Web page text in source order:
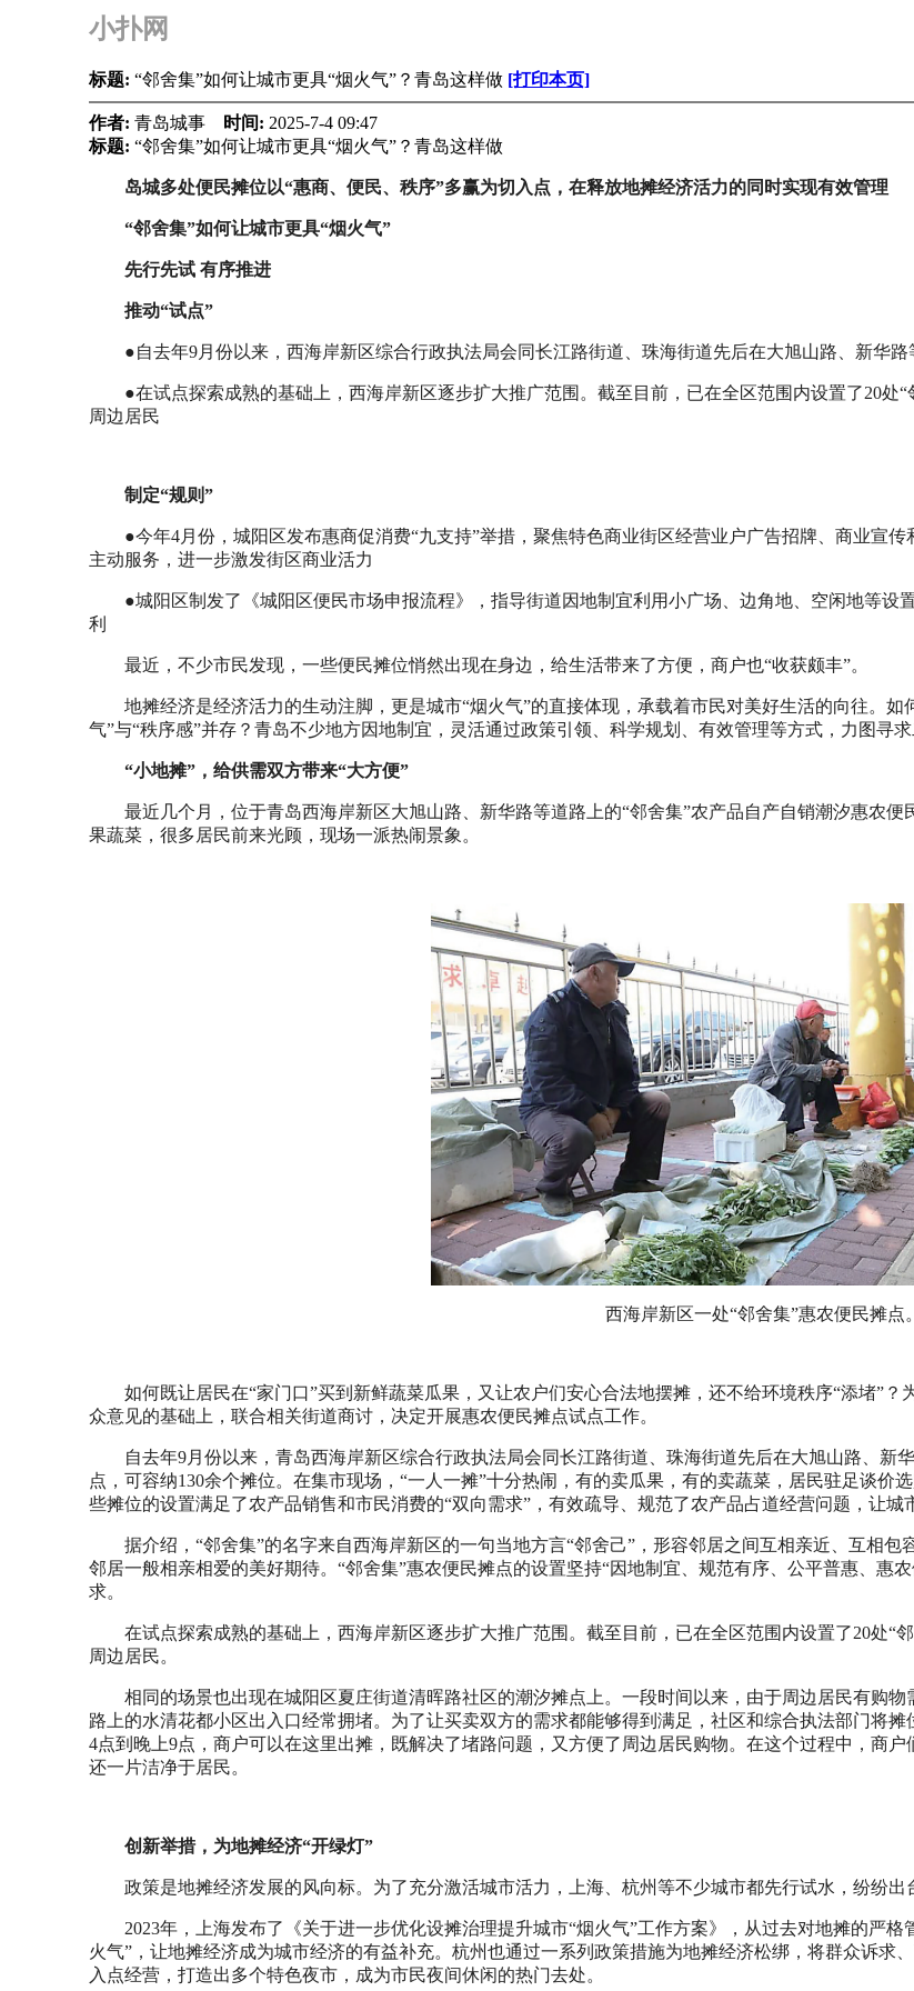
小扑网
标题: “邻舍集”如何让城市更具“烟火气”？青岛这样做 [打印本页]
作者: 青岛城事 时间: 2025-7-4 09:47
标题: “邻舍集”如何让城市更具“烟火气”？青岛这样做
岛城多处便民摊位以“惠商、便民、秩序”多赢为切入点，在释放地摊经济活力的同时实现有效管理
“邻舍集”如何让城市更具“烟火气”
先行先试 有序推进
推动“试点”
●自去年9月份以来，西海岸新区综合行政执法局会同长江路街道、珠海街道先后在大旭山路、新华
●在试点探索成熟的基础上，西海岸新区逐步扩大推广范围。截至目前，已在全区范围内设置了20处
周边居民
制定“规则”
●今年4月份，城阳区发布惠商促消费“九支持”举措，聚焦特色商业街区经营业户广告招牌、商业宣
主动服务，进一步激发街区商业活力
●城阳区制发了《城阳区便民市场申报流程》，指导街道因地制宜利用小广场、边角地、空闲地等设
利
最近，不少市民发现，一些便民摊位悄然出现在身边，给生活带来了方便，商户也“收获颇丰”。
地摊经济是经济活力的生动注脚，更是城市“烟火气”的直接体现，承载着市民对美好生活的向往。
气”与“秩序感”并存？青岛不少地方因地制宜，灵活通过政策引领、科学规划、有效管理等方式，力图寻求
“小地摊”，给供需双方带来“大方便”
最近几个月，位于青岛西海岸新区大旭山路、新华路等道路上的“邻舍集”农产品自产自销潮汐惠农
果蔬菜，很多居民前来光顾，现场一派热闹景象。
西海岸新区一处“邻舍集”惠农便民摊点。
如何既让居民在“家门口”买到新鲜蔬菜瓜果，又让农户们安心合法地摆摊，还不给环境秩序“添堵”
众意见的基础上，联合相关街道商讨，决定开展惠农便民摊点试点工作。
自去年9月份以来，青岛西海岸新区综合行政执法局会同长江路街道、珠海街道先后在大旭山路、新
点，可容纳130余个摊位。在集市现场，“一人一摊”十分热闹，有的卖瓜果，有的卖蔬菜，居民驻足谈价
些摊位的设置满足了农产品销售和市民消费的“双向需求”，有效疏导、规范了农产品占道经营问题，让城
据介绍，“邻舍集”的名字来自西海岸新区的一句当地方言“邻舍己”，形容邻居之间互相亲近、互相
邻居一般相亲相爱的美好期待。“邻舍集”惠农便民摊点的设置坚持“因地制宜、规范有序、公平普惠、惠
求。
在试点探索成熟的基础上，西海岸新区逐步扩大推广范围。截至目前，已在全区范围内设置了20处“
周边居民。
相同的场景也出现在城阳区夏庄街道清晖路社区的潮汐摊点上。一段时间以来，由于周边居民有购
路上的水清花都小区出入口经常拥堵。为了让买卖双方的需求都能够得到满足，社区和综合执法部门将
4点到晚上9点，商户可以在这里出摊，既解决了堵路问题，又方便了周边居民购物。在这个过程中，商
还一片洁净于居民。
创新举措，为地摊经济“开绿灯”
政策是地摊经济发展的风向标。为了充分激活城市活力，上海、杭州等不少城市都先行试水，纷纷出
2023年，上海发布了《关于进一步优化设摊治理提升城市“烟火气”工作方案》，从过去对地摊的严
火气”，让地摊经济成为城市经济的有益补充。杭州也通过一系列政策措施为地摊经济松绑，将群众诉求
入点经营，打造出多个特色夜市，成为市民夜间休闲的热门去处。